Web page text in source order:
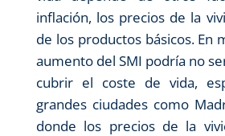
inflación, los precios de la
de los productos básicos. En
aumento del SMI podría no
cubrir el coste de vida,
grandes ciudades como
donde los precios de la